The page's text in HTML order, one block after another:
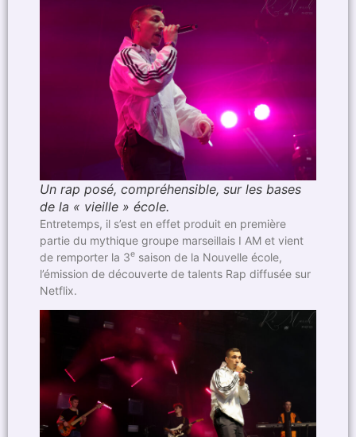
Un rap posé, compréhensible, sur les bases
de la « vieille » école.
Entretemps, il s’est en effet produit en première
partie du mythique groupe marseillais I AM et vient
de remporter la 3e saison de la Nouvelle école,
l’émission de découverte de talents Rap diffusée sur
Netflix.